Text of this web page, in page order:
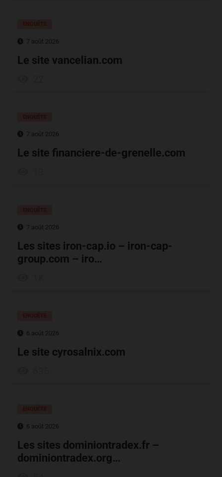
7 août 2026
Le site vancelian.com
7 août 2026
Le site financiere-de-grenelle.com
7 août 2026
Les sites iron-cap.io – iron-cap-
group.com – iro…
6 août 2026
Le site cyrosalnix.com
6 août 2026
Les sites dominiontradex.fr –
dominiontradex.org…